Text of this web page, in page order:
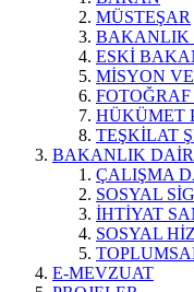
MÜSTEŞAR
BAKANLIK
ESKİ
MİSYON
HÜKÜMET
TEŞKİLAT
BAKANLIK
ÇALIŞMA
SOSYAL
İHTİYAT
SOSYAL
E-MEVZUAT